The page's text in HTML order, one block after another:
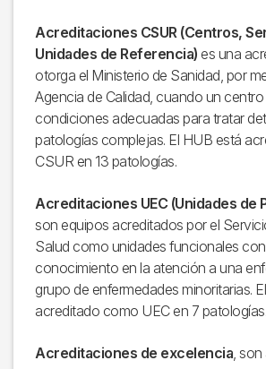
Acreditaciones CSUR (Centros,
Unidades de Referencia) es una
otorga el Ministerio de Sanidad, por
Agencia de Calidad, cuando un
condiciones adecuadas para tratar
patologías complejas. El HUB está
CSUR en 13 patologías.
Acreditaciones UEC (Unidades de
son equipos acreditados por el
Salud como unidades funcionales
conocimiento en la atención a una
grupo de enfermedades minoritarias.
acreditado como UEC en 7 patologías.
Acreditaciones de excelencia ,